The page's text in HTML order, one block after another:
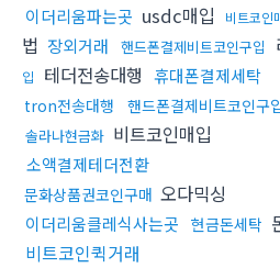
이더리움파는곳 usdc매입 비트코인
법 장외거래 핸드폰결제비트코인구입
입
테더전송대행 휴대폰결제세탁
tron전송대행 핸드폰결제비트코인구
솔라나현금화 비트코인매입
소액결제테더전환
문화상품권코인구매 오다믹싱
이더리움클레식사는곳 현금돈세탁
비트코인퀵거래